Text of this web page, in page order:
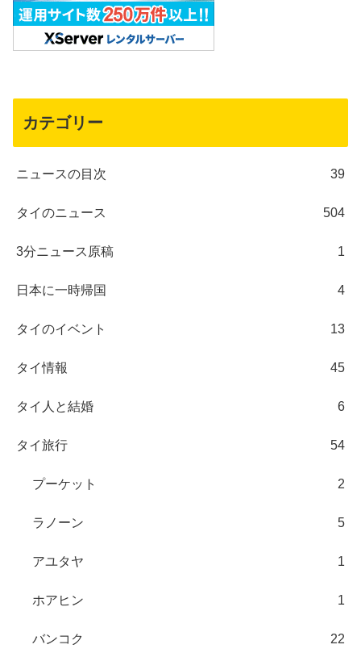
カテゴリー
ニュースの目次 39
タイのニュース 504
3分ニュース原稿 1
日本に一時帰国 4
タイのイベント 13
タイ情報 45
タイ人と結婚 6
タイ旅行 54
プーケット 2
ラノーン 5
アユタヤ 1
ホアヒン 1
バンコク 22